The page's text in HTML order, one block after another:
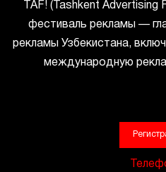
ТАF! (Tashkent
фестиваль рекламы —
рекламы Узбекистана,
международную